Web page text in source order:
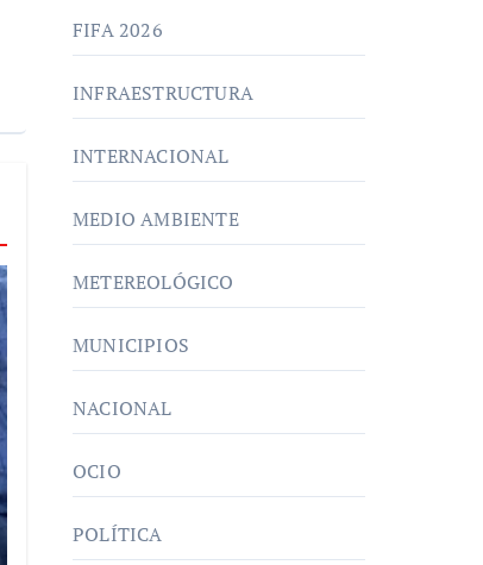
FIFA 2026
INFRAESTRUCTURA
INTERNACIONAL
MEDIO AMBIENTE
METEREOLÓGICO
MUNICIPIOS
NACIONAL
OCIO
POLÍTICA